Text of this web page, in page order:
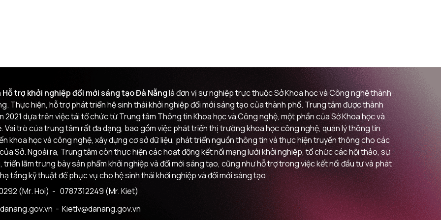
trợ khởi nghiệp đổi mới sáng tạo Đà Nẵnglà đơn vị sự nghiệp trực thuộc Sở Khoa học và Công nghệ thành
Thực hiện, hỗ trợ phát triển hệ sinh thái khởi nghiệp đổi mới sáng tạo của thành phố. Trung tâm được thành
2021 dựa trên việc tái tổ chức từ Trung tâm Thông tin Khoa học và Công nghệ, một phần của Sở Khoa học và
Vai trò của trung tâm rất đa dạng, bao gồm việc phát triển thị trường khoa học công nghệ, quản lý thông tin
khoa học và công nghệ, xây dựng cơ sở dữ liệu, phát triển nguồn thông tin và thực hiện truyền thông cho các
Sở. Ngoài ra, Trung tâm còn thực hiện các hoạt động kết nối mạng lưới khởi nghiệp, tổ chức các hội thảo, sự
triển lãm trưng bày sản phẩm khởi nghiệp và đổi mới sáng tạo, cũng như hỗ trợ trong việc kết nối đầu tư và phát
tầng kỹ thuật để phục vụ cho hệ sinh thái khởi nghiệp và đổi mới sáng tạo.
(Mr. Hoi) - 0787312249 (Mr. Kiet)
- Kietlv@danang.gov.vn